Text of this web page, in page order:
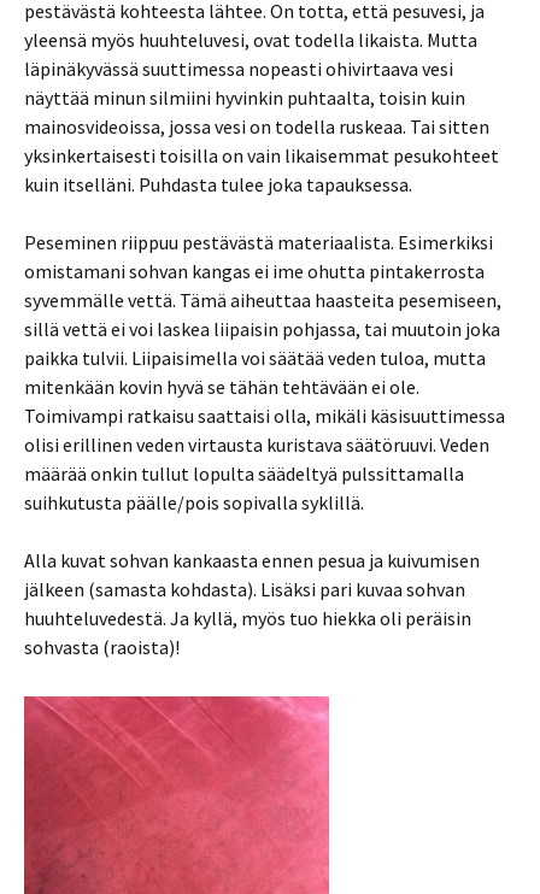
pestävästä kohteesta lähtee. On totta, että pesuvesi, ja
yleensä myös huuhteluvesi, ovat todella likaista. Mutta
läpinäkyvässä suuttimessa nopeasti ohivirtaava vesi
näyttää minun silmiini hyvinkin puhtaalta, toisin kuin
mainosvideoissa, jossa vesi on todella ruskeaa. Tai sitten
yksinkertaisesti toisilla on vain likaisemmat pesukohteet
kuin itselläni. Puhdasta tulee joka tapauksessa.
Peseminen riippuu pestävästä materiaalista. Esimerkiksi
omistamani sohvan kangas ei ime ohutta pintakerrosta
syvemmälle vettä. Tämä aiheuttaa haasteita pesemiseen,
sillä vettä ei voi laskea liipaisin pohjassa, tai muutoin joka
paikka tulvii. Liipaisimella voi säätää veden tuloa, mutta
mitenkään kovin hyvä se tähän tehtävään ei ole.
Toimivampi ratkaisu saattaisi olla, mikäli käsisuuttimessa
olisi erillinen veden virtausta kuristava säätöruuvi. Veden
määrää onkin tullut lopulta säädeltyä pulssittamalla
suihkutusta päälle/pois sopivalla syklillä.
Alla kuvat sohvan kankaasta ennen pesua ja kuivumisen
jälkeen (samasta kohdasta). Lisäksi pari kuvaa sohvan
huuhteluvedestä. Ja kyllä, myös tuo hiekka oli peräisin
sohvasta (raoista)!